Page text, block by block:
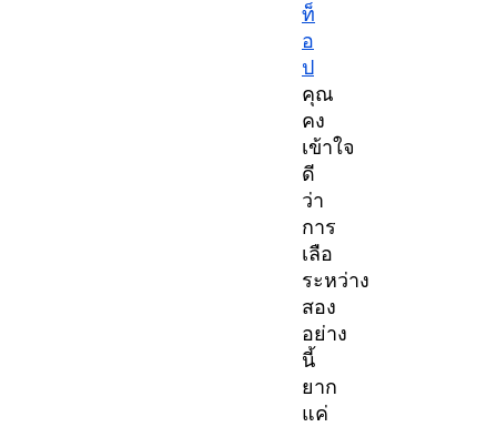
ท็
อ
ป
คุณ
คง
เข้าใจ
ดี
ว่า
การ
เลือ
ระหว่าง
สอง
อย่าง
นี้
ยาก
แค่